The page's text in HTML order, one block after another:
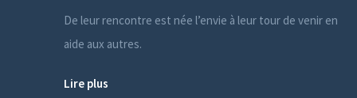
De leur rencontre est née l’envie à leur tour de venir en
aide aux autres.
Lire plus